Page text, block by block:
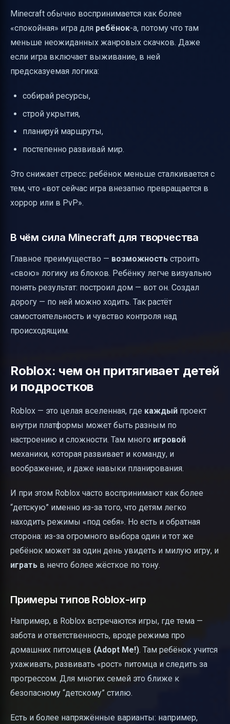
Minecraft обычно воспринимается как более
«спокойная» игра для ребёнок-а, потому что там
меньше неожиданных жанровых скачков. Даже
если игра включает выживание, в ней
предсказуемая логика:
собирай ресурсы,
строй укрытия,
планируй маршруты,
постепенно развивай мир.
Это снижает стресс: ребёнок меньше сталкивается с
тем, что «вот сейчас игра внезапно превращается в
хоррор или в PvP».
В чём сила Minecraft для творчества
Главное преимущество — возможность строить
«свою» логику из блоков. Ребёнку легче визуально
понять результат: построил дом — вот он. Создал
дорогу — по ней можно ходить. Так растёт
самостоятельность и чувство контроля над
происходящим.
Roblox: чем он притягивает детей
и подростков
Roblox — это целая вселенная, где каждый проект
внутри платформы может быть разным по
настроению и сложности. Там много игровой
механики, которая развивает и команду, и
воображение, и даже навыки планирования.
И при этом Roblox часто воспринимают как более
“детскую” именно из-за того, что детям легко
находить режимы «под себя». Но есть и обратная
сторона: из-за огромного выбора один и тот же
ребёнок может за один день увидеть и милую игру, и
играть в нечто более жёсткое по тону.
Примеры типов Roblox-игр
Например, в Roblox встречаются игры, где тема —
забота и ответственность, вроде режима про
домашних питомцев (Adopt Me!). Там ребёнок учится
ухаживать, развивать «рост» питомца и следить за
прогрессом. Для многих семей это ближе к
безопасному “детскому” стилю.
Есть и более напряжённые варианты: например,